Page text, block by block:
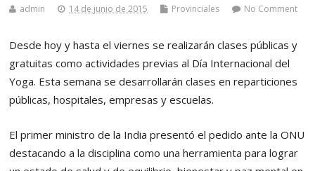
admin 14 de junio de 2015 Provinciales No Comment
Desde hoy y hasta el viernes se realizarán clases públicas y
gratuitas como actividades previas al Día Internacional del
Yoga. Esta semana se desarrollarán clases en reparticiones
públicas, hospitales, empresas y escuelas.
El primer ministro de la India presentó el pedido ante la ONU
destacando a la disciplina como una herramienta para lograr